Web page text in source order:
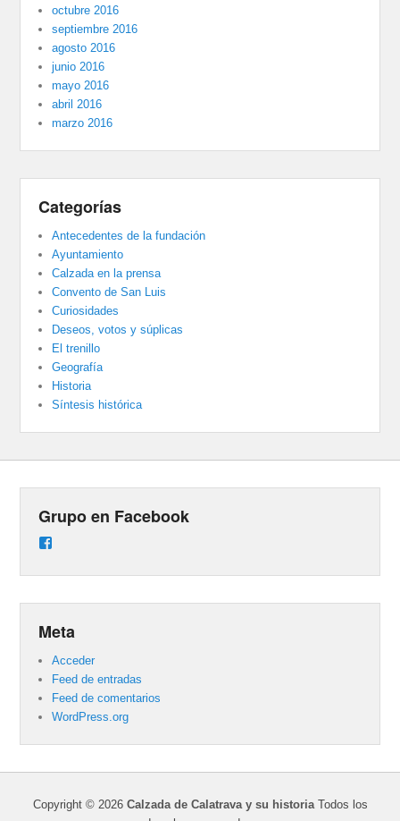
octubre 2016
septiembre 2016
agosto 2016
junio 2016
mayo 2016
abril 2016
marzo 2016
Categorías
Antecedentes de la fundación
Ayuntamiento
Calzada en la prensa
Convento de San Luis
Curiosidades
Deseos, votos y súplicas
El trenillo
Geografía
Historia
Síntesis histórica
Grupo en Facebook
en
Meta
Acceder
Feed de entradas
Feed de comentarios
WordPress.org
Copyright © 2026 Calzada de Calatrava y su historiaTodos los